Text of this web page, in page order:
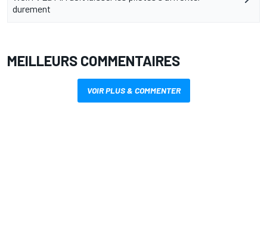
durement
MEILLEURS COMMENTAIRES
VOIR PLUS & COMMENTER